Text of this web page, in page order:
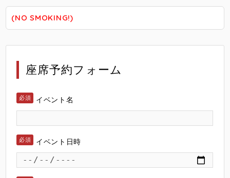
(NO SMOKING!)
座席予約フォーム
イベント名
イベント日時